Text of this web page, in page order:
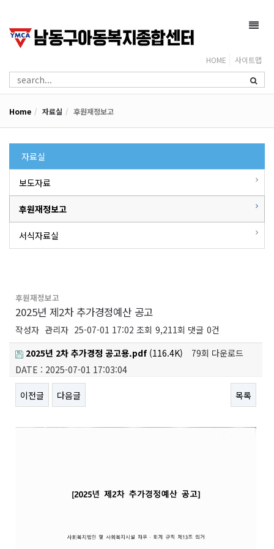
HOME 사이트맵
Home 자료실 후원재정보고
자료실
보도자료
후원재정보고
서식자료실
후원재정보고
2025년 제2차 추가경정예산 공고
작성자 관리자 25-07-01 17:02 조회 9,211회 댓글 0건
2025년 2차 추가경정 공고용.pdf (116.4K)
79회 다운로드
DATE : 2025-07-01 17:03:04
이전글 다음글 목록
본문